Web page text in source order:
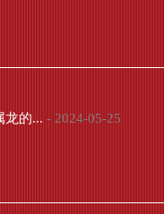
龙的... - 2024-05-25